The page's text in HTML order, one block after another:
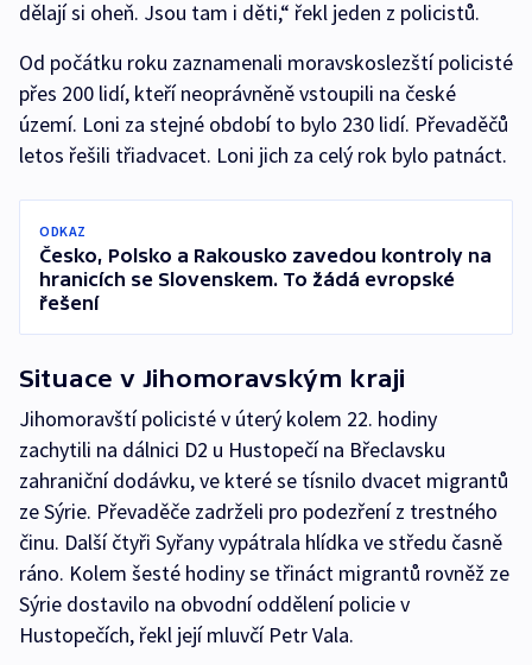
dělají si oheň. Jsou tam i děti,“ řekl jeden z policistů.
Od počátku roku zaznamenali moravskoslezští policisté
přes 200 lidí, kteří neoprávněně vstoupili na české
území. Loni za stejné období to bylo 230 lidí. Převaděčů
letos řešili třiadvacet. Loni jich za celý rok bylo patnáct.
ODKAZ
Česko, Polsko a Rakousko zavedou kontroly na
hranicích se Slovenskem. To žádá evropské
řešení
Situace v Jihomoravským kraji
Jihomoravští policisté v úterý kolem 22. hodiny
zachytili na dálnici D2 u Hustopečí na Břeclavsku
zahraniční dodávku, ve které se tísnilo dvacet migrantů
ze Sýrie. Převaděče zadrželi pro podezření z trestného
činu. Další čtyři Syřany vypátrala hlídka ve středu časně
ráno. Kolem šesté hodiny se třináct migrantů rovněž ze
Sýrie dostavilo na obvodní oddělení policie v
Hustopečích, řekl její mluvčí Petr Vala.